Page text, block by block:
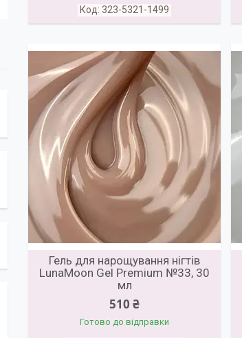
323-5321-1499
Гель для нарощування нігтів
LunaMoon Gel Premium №33, 30
мл
510 ₴
Готово до відправки